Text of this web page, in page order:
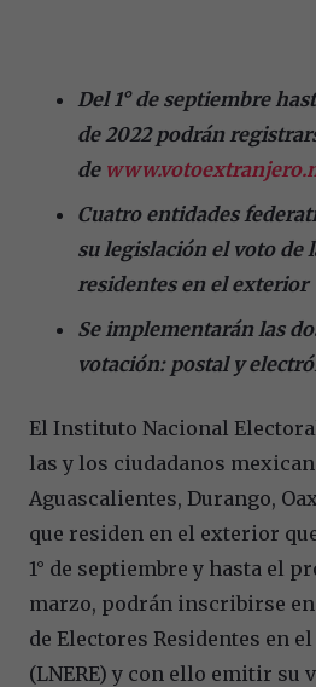
Del 1° de septiembre
de 2022 podrán
de
Cuatro entidades
su legislación el voto de
residentes en el exterior
Se implementarán las
votación: postal y
El Instituto Nacional
las y los ciudadanos
Aguascalientes, Durango,
que residen en el exterior
1° de septiembre y hasta el
marzo, podrán inscribirse
de Electores Residentes en
(LNERE) y con ello emitir su